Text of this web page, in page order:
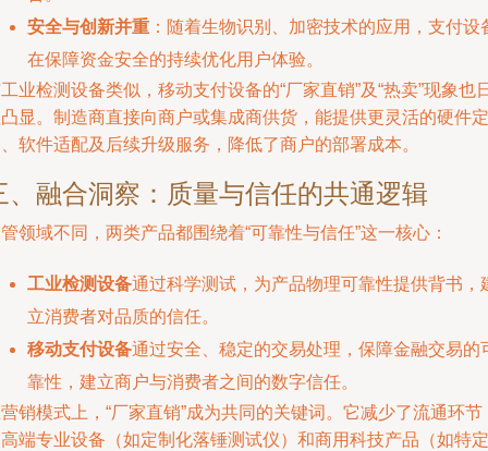
安全与创新并重 ：随着生物识别、加密技术的应用，支付设
在保障资金安全的持续优化用户体验。
业检测设备类似，移动支付设备的“厂家直销”及“热卖”现象也
显。制造商直接向商户或集成商供货，能提供更灵活的硬件定
软件适配及后续升级服务，降低了商户的部署成本。
、融合洞察：质量与信任的共通逻辑
领域不同，两类产品都围绕着“可靠性与信任”这一核心：
工业检测设备通过科学测试，为产品物理可靠性提供背书，
立消费者对品质的信任。
移动支付设备通过安全、稳定的交易处理，保障金融交易的
靠性，建立商户与消费者之间的数字信任。
销模式上，“厂家直销”成为共同的关键词。它减少了流通环节
端专业设备（如定制化落锤测试仪）和商用科技产品（如特定